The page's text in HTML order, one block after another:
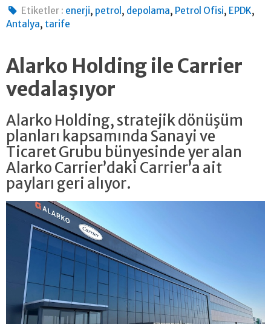
Etiketler : enerji, petrol , depolama, Petrol Ofisi, EPDK,
Antalya, tarife
Alarko Holding ile Carrier
vedalaşıyor
Alarko Holding, stratejik dönüşüm
planları kapsamında Sanayi ve
Ticaret Grubu bünyesinde yer alan
Alarko Carrier’daki Carrier’a ait
payları geri alıyor.